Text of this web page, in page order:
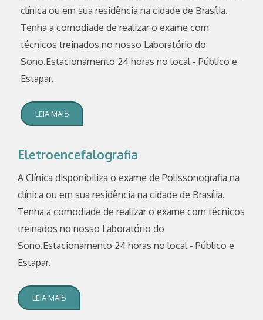
clínica ou em sua residência na cidade de Brasília.
Tenha a comodiade de realizar o exame com
técnicos treinados no nosso Laboratório do
Sono.Estacionamento 24 horas no local - Público e
Estapar.
LEIA MAIS
Eletroencefalografia
A Clínica disponibiliza o exame de Polissonografia na
clínica ou em sua residência na cidade de Brasília.
Tenha a comodiade de realizar o exame com técnicos
treinados no nosso Laboratório do
Sono.Estacionamento 24 horas no local - Público e
Estapar.
LEIA MAIS